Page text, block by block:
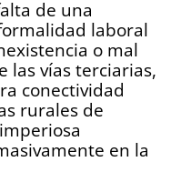
de una
laboral
o mal
las vías terciarias,
conectividad
rurales de
en la